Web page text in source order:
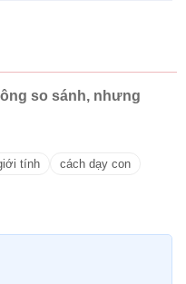
so sánh, nhưng
tính cách dạy con